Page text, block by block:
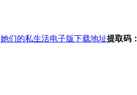
她们的私生活电子版下载地址提取码：